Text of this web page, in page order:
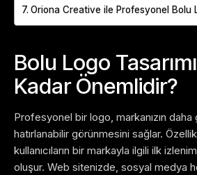
Oriona Creative ile Profesyonel Bolu
Bolu Logo
Kadar Önemlidir?
Profesyonel bir logo, markanızın
hatırlanabilir görünmesini sağlar.
kullanıcıların bir markayla ilgili ilk
oluşur. Web sitenizde, sosyal medya